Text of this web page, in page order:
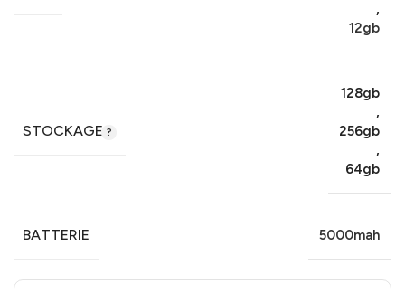
,
12gb
STOCKAGE
128gb
,
256gb
,
64gb
BATTERIE 5000mah